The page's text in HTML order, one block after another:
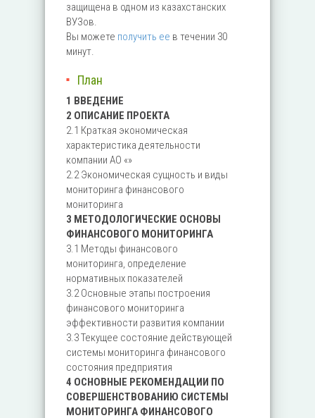
защищена в одном из казахстанских
ВУЗов.
Вы можете получить ее в течении 30
минут.
План
1 ВВЕДЕНИЕ
2 ОПИСАНИЕ ПРОЕКТА
2.1 Краткая экономическая
характеристика деятельности
компании АО «»
2.2 Экономическая сущность и виды
мониторинга финансового
мониторинга
3 МЕТОДОЛОГИЧЕСКИЕ ОСНОВЫ
ФИНАНСОВОГО МОНИТОРИНГА
3.1 Методы финансового
мониторинга, определение
нормативных показателей
3.2 Основные этапы построения
финансового мониторинга
эффективности развития компании
3.3 Текущее состояние действующей
системы мониторинга финансового
состояния предприятия
4 ОСНОВНЫЕ РЕКОМЕНДАЦИИ ПО
СОВЕРШЕНСТВОВАНИЮ СИСТЕМЫ
МОНИТОРИНГА ФИНАНСОВОГО